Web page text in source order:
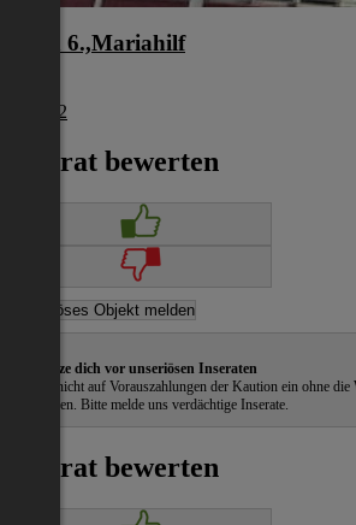
Wien 6.,Mariahilf
€ 3.762
Inserat bewerten
Schütze dich vor unseriösen Inseraten
Gehe nicht auf Vorauszahlungen der Kaution ein ohne
zu haben. Bitte melde uns verdächtige Inserate.
Inserat bewerten